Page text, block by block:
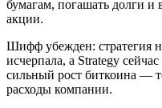
бумагам, погашать долги
акции.
Шифф убежден: стратегия
исчерпала, а Strategy
сильный рост биткоина —
расходы компании.